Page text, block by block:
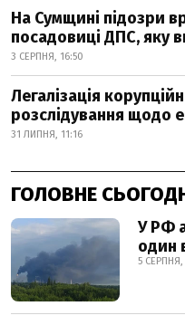
На Сумщині підозри
посадовиці ДПС, яку
3 СЕРПНЯ, 16:50
Легалізація
розслідування щодо
31 ЛИПНЯ, 11:16
ГОЛОВНЕ
У РФ
один
5 СЕРПНЯ,